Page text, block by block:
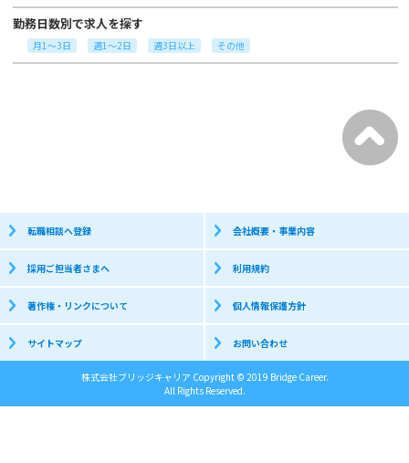
勤務日数別で求人を探す
月1～3日 週1～2日 週3日以上 その他
転職相談へ登録 会社概要・事業内容
採用ご担当者さまへ 利用規約
著作権・リンクについて 個人情報保護方針
サイトマップ お問い合わせ
株式会社ブリッジキャリア Copyright © 2019 Bridge Career.
All Rights Reserved.